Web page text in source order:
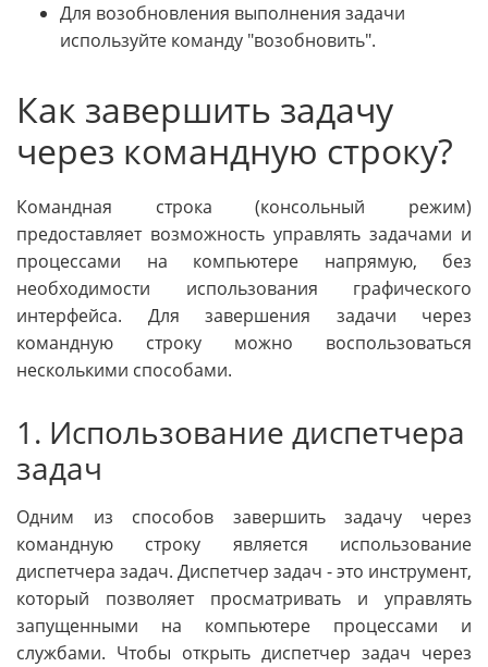
Для возобновления выполнения задачи
используйте команду "возобновить".
Как завершить задачу
через командную строку?
Командная строка (консольный режим)
предоставляет возможность управлять задачами и
процессами на компьютере напрямую, без
необходимости использования графического
интерфейса. Для завершения задачи через
командную строку можно воспользоваться
несколькими способами.
1. Использование диспетчера
задач
Одним из способов завершить задачу через
командную строку является использование
диспетчера задач. Диспетчер задач - это инструмент,
который позволяет просматривать и управлять
запущенными на компьютере процессами и
службами. Чтобы открыть диспетчер задач через